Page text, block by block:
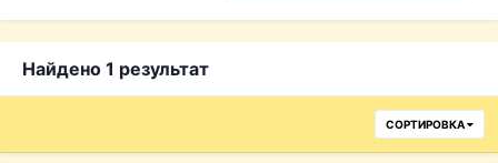
Найдено 1 результат
СОРТИРОВКА